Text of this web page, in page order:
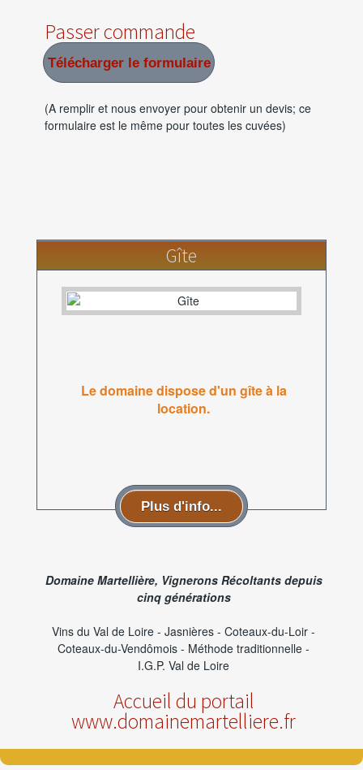
Passer commande
Télécharger le formulaire
(A remplir et nous envoyer pour obtenir un devis; ce
formulaire est le même pour toutes les cuvées)
Gîte
Le domaine dispose d'un gîte à la
location.
Plus d'info...
Domaine Martellière, Vignerons Récoltants depuis
cinq générations
Vins du Val de Loire - Jasnières - Coteaux-du-Loir -
Coteaux-du-Vendômois - Méthode traditionnelle -
I.G.P. Val de Loire
Accueil du portail
www.domainemartelliere.fr